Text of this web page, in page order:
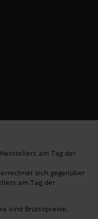
am Tag der
sich gegenüber
am Tag der
sind Bruttopreise.